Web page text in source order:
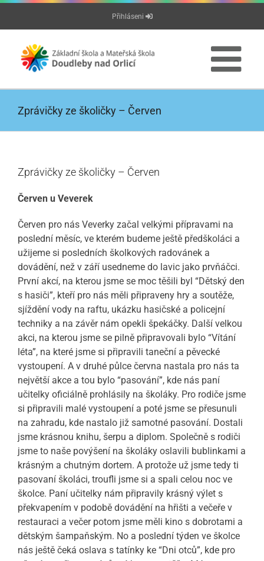
Přeskočit
Přihláseni
Zprávičky ze školičky – Červen
Zprávičky ze školičky – Červen
Červen u Veverek
Červen pro nás Veverky začal velkými přípravami na
poslední měsíc, ve kterém budeme ještě předškoláci a
užijeme si posledních školkových radovánek a
dovádění, než v září usedneme do lavic jako prvňáčci.
První akcí, na kterou jsme se moc těšili byl “Dětský den
s hasiči”, kteří pro nás měli připraveny hry a soutěže,
sjíždění vody na raftu, ukázku hasičské a policejní
techniky a na závěr nám opekli špekáčky. Další velkou
akci, na kterou jsme se pilně připravovali bylo “Vítání
léta”, na které jsme si připravili taneční a pěvecké
vystoupení. A v druhé půlce června nastala pro nás ta
největší akce a tou bylo “pasování”, kde nás paní
učitelky oficiálně prohlásily na školáky. Pro rodiče jsme
si připravili malé vystoupení a poté jsme se přesunuli
na zahradu, kde nastalo již samotné pasování. Dostali
jsme krásnou knihu, šerpu a diplom. Společně s rodiči
jsme to naše povýšení na školáky oslavili bublinkami a
krásným a chutným dortem. A protože už jsme tedy ti
pasovaní školáci, troufli jsme si a spali celou noc ve
školce. Paní učitelky nám připravily krásný výlet s
překvapením v podobě dovádění na hřišti a večeře v
restauraci a večer potom jsme měli kino s dobrotami a
dětským šampaňským. No a poslední týden ve školce
nás ještě čeká oslava s tatínky ke “Dni otců”, kde pro